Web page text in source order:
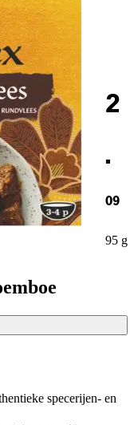
2
.
09
95 g
specerijen- en